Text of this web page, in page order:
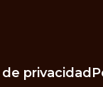
privacidad